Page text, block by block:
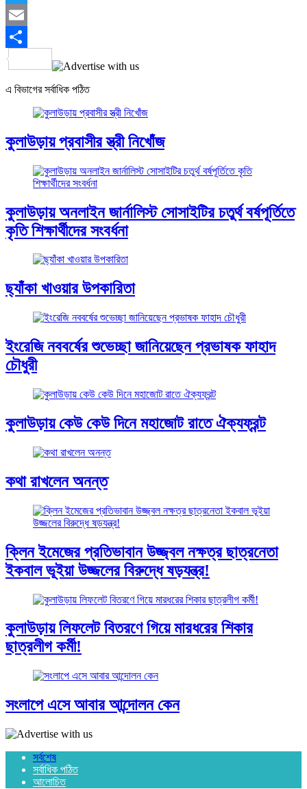
Twitter
Email
Share
এ বিভাগের সর্বাধিক পঠিত
কুলাউড়ায় প্রবাসীর স্ত্রী নিখোঁজ
কুলাউড়ায় অনলাইন জার্নালিস্ট সোসাইটির চতুর্থ বর্ষপূর্তিতে
কৃতি শিক্ষার্থীদের সংবর্ধনা
ছ্যাঁকা খাওয়ার উপকারিতা
ইংরেজি নববর্ষের শুভেচ্ছা জানিয়েছেন প্রভাষক ফাহাদ
চৌধুরী
কুলাউড়ায় কেউ কেউ দিনে মহাজোট রাতে ঐক্যফ্রন্ট
কথা রাখলেন অনন্ত
ক্লিন ইমেজের প্রতিভাবান উজ্জ্বল নক্ষত্র ছাত্রনেতা
ইকবাল ভূইয়া উজ্জলের বিরুদ্ধে ষড়যন্ত্র!
কুলাউড়ায় লিফলেট বিতরণে গিয়ে মারধরের শিকার
ছাত্রলীগ কর্মী!
সংলাপে এসে আবার আন্দোলন কেন
সর্বশেষ
সর্বাধিক পঠিত
আলোচিত